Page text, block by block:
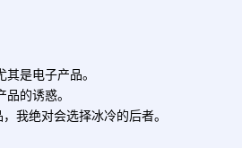
是电子产品。
的诱惑。
我绝对会选择冰冷的后者。